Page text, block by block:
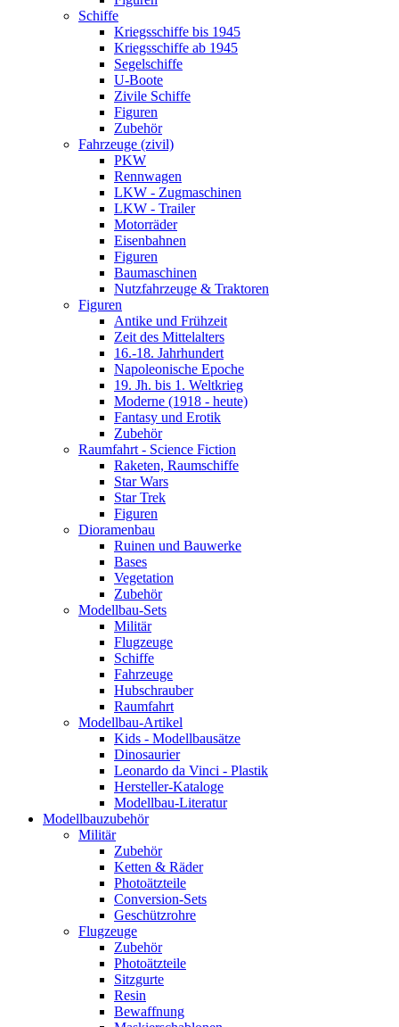
Schiffe
Kriegsschiffe bis 1945
Kriegsschiffe ab 1945
Segelschiffe
U-Boote
Zivile Schiffe
Figuren
Zubehör
Fahrzeuge (zivil)
PKW
Rennwagen
LKW - Zugmaschinen
LKW - Trailer
Motorräder
Eisenbahnen
Figuren
Baumaschinen
Nutzfahrzeuge & Traktoren
Figuren
Antike und Frühzeit
Zeit des Mittelalters
16.-18. Jahrhundert
Napoleonische Epoche
19. Jh. bis 1. Weltkrieg
Moderne (1918 - heute)
Fantasy und Erotik
Zubehör
Raumfahrt - Science Fiction
Raketen, Raumschiffe
Star Wars
Star Trek
Figuren
Dioramenbau
Ruinen und Bauwerke
Bases
Vegetation
Zubehör
Modellbau-Sets
Militär
Flugzeuge
Schiffe
Fahrzeuge
Hubschrauber
Raumfahrt
Modellbau-Artikel
Kids - Modellbausätze
Dinosaurier
Leonardo da Vinci - Plastik
Hersteller-Kataloge
Modellbau-Literatur
Modellbauzubehör
Militär
Zubehör
Ketten & Räder
Photoätzteile
Conversion-Sets
Geschützrohre
Flugzeuge
Zubehör
Photoätzteile
Sitzgurte
Resin
Bewaffnung